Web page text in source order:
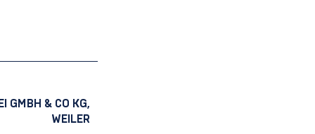
GMBH & CO KG,
WEILER